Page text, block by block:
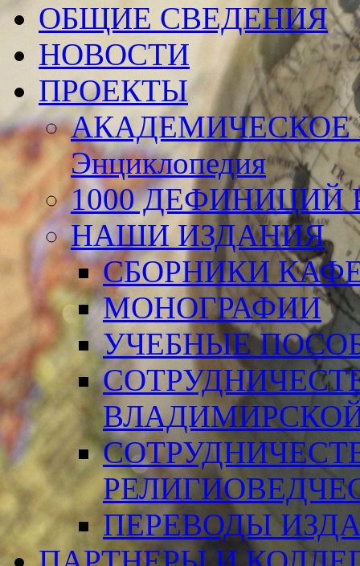
ОБЩИЕ СВЕДЕНИЯ
НОВОСТИ
ПРОЕКТЫ
АКАДЕМИЧЕСКОЕ
Энциклопедия
1000 ДЕФИНИЦИЙ
НАШИ ИЗДАНИЯ
СБОРНИКИ
МОНОГРАФИИ
УЧЕБНЫЕ
ПЕРЕВОДЫ